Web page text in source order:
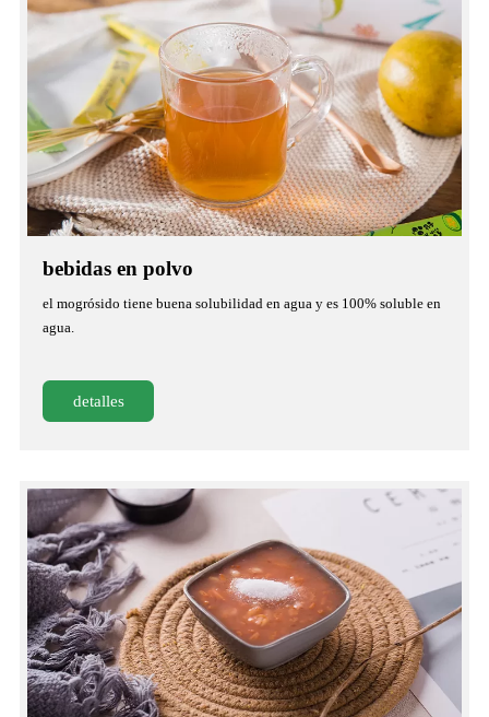
bebidas en polvo
el mogrósido tiene buena solubilidad en agua y es 100% soluble en
agua.
detalles